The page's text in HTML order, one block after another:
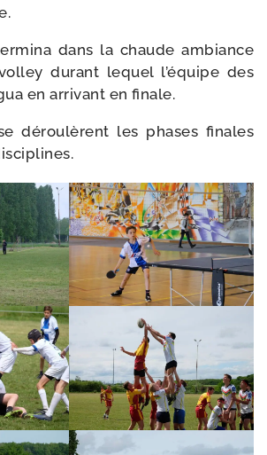
dans la chaude ambiance
durant lequel l’équipe des
en arri­vant en finale.
dérou­lèrent les phases finales